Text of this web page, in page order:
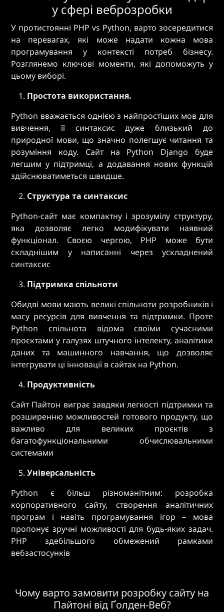
у сфері веброзробки
У протистоянні PHP vs Python, варто зосередитися
на перевагах, які може надати кожна мова
програмування у контексті потреб бізнесу.
Розглянемо ключові моменти, які допоможуть у
цьому виборі.
Простота використання.
Python вважається однією з найпростіших мов для
вивчення, її синтаксис дуже близький до
природної мови, що значно полегшує читання та
розуміння коду. Сайт на Python Django буде
легшим у підтримці, а додавання нових функцій
здійснюватиметься швидше.
Структура та синтаксис
Python-сайт має компактну і зрозумілу структуру,
яка дозволяє легко модифікувати наявний
функціонал. Своєю чергою, PHP може бути
складнішим у написанні через ускладнений
синтаксис
Підтримка спільноти
Обидві мови мають великі спільноти розробників і
масу ресурсів для вивчення та підтримки. Проте
Python спільнота відома своїми сучасними
проєктами у галузях штучного інтелекту, аналітики
даних та машинного навчання, що дозволяє
інтегрувати ці інновації в сайтах на Python.
Продуктивність
Сайт Пайтон виграє завдяки легкості підтримки та
розширенню можливостей готового продукту, що
важливо для великих проєктів з
багатофункціональними обчислювальними
системами
Універсальність
Python є більш різноманітним: розробка
корпоративного сайту, створення аналітичних
програм і навіть програмування ігор – мова
пропонує зручні можливості для будь-яких задач.
PHP здебільшого обмежений рамками
вебзастосунків
Чому варто замовити розробку сайту на
Пайтоні від Ґолден-Веб?